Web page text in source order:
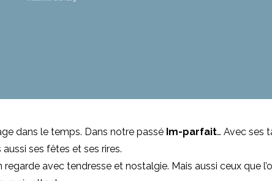
dans le temps. Dans notre passé Im-parfait… Avec ses
ses fêtes et ses rires.
regarde avec tendresse et nostalgie. Mais aussi ceux que